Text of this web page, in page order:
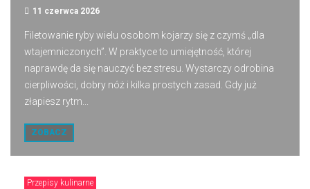
11 czerwca 2026
Filetowanie ryby wielu osobom kojarzy się z czymś „dla
wtajemniczonych”. W praktyce to umiejętność, której
naprawdę da się nauczyć bez stresu. Wystarczy odrobina
cierpliwości, dobry nóż i kilka prostych zasad. Gdy już
złapiesz rytm...
ZOBACZ
Przepisy kulinarne